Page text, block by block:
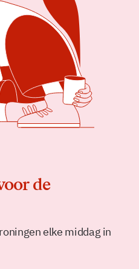
de
elke middag in